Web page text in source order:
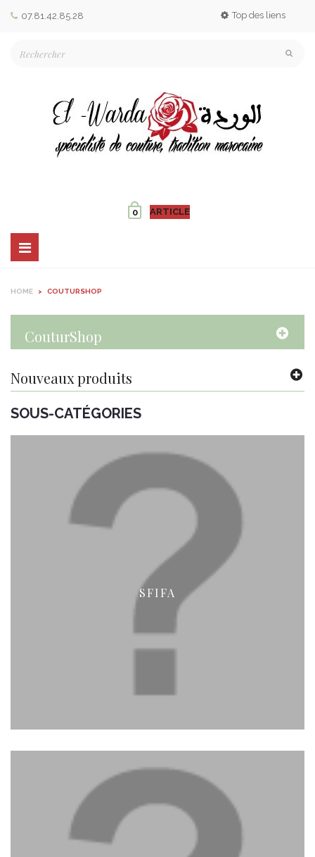
07.81.42.85.28 Top des liens
0 ARTICLE
Basculer
la
HOME > COUTURSHOP
CouturShop
Nouveaux produits
SOUS-CATÉGORIES
SFIFA